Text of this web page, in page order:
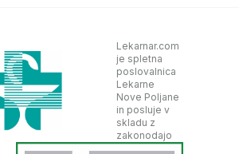
Lekarnar.com
je spletna
poslovalnica
Lekarne
Nove Poljane
in posluje v
skladu z
zakonodajo